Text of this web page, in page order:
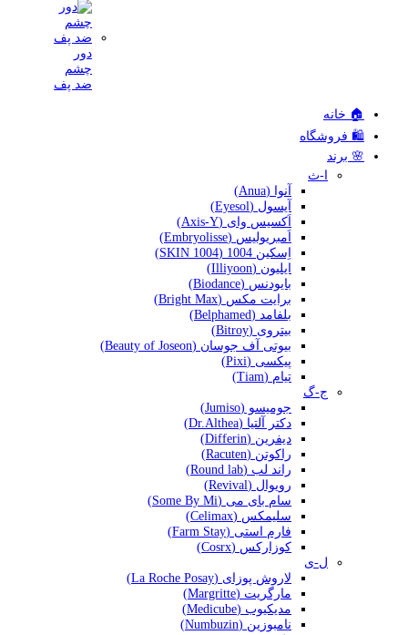
دور
چشم
ضد پف
🏠 خانه
🛍️ فروشگاه
🌸 برند
ا-ث
آنوا (Anua)
آیسول (Eyesol)
اَکسیس وای (Axis-Y)
اَمبریولیس (Embryolisse)
اِسکین 1004 (SKIN 1004)
ایلیون (Illiyoon)
بایودنس (Biodance)
برایت مکس (Bright Max)
بلفامد (Belphamed)
بیتروی (Bitroy)
بیوتی آف جوسان (Beauty of Joseon)
پیکسی (Pixi)
تیام (Tiam)
ج-گ
جومیسو (Jumiso)
دکتر آلتیا (Dr.Althea)
دیفرین (Differin)
راکوتن (Racuten)
راند لب (Round lab)
رویوال (Revival)
سام بای می (Some By Mi)
سلیمکس (Celimax)
فارم استی (Farm Stay)
کوزارکس (Cosrx)
ل-ی
لاروش پوزای (La Roche Posay)
مارگریت (Margritte)
مدیکیوب (Medicube)
نامبوزین (Numbuzin)